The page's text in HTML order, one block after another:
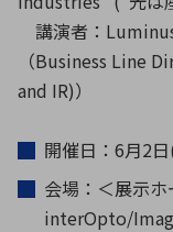
講演者：
（Business Line
and IR)）
開催日：6月2
会場：＜展示
interOpto/